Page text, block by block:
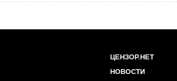
ЦЕНЗОР.НЕТ
НОВОСТИ